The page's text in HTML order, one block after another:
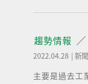
趨勢情報
2022.04.28 |新
主要是過去工